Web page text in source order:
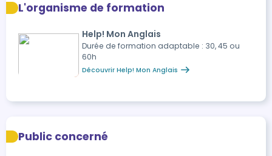
L'organisme de formation
Help! Mon Anglais
Durée de formation adaptable : 30, 45 ou
60h
Découvrir Help! Mon Anglais
Public concerné